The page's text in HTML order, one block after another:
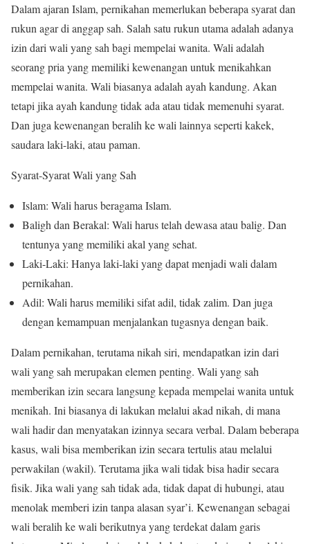
Dalam ajaran Islam, pernikahan memerlukan beberapa syarat dan
rukun agar di anggap sah. Salah satu rukun utama adalah adanya
izin dari wali yang sah bagi mempelai wanita. Wali adalah
seorang pria yang memiliki kewenangan untuk menikahkan
mempelai wanita. Wali biasanya adalah ayah kandung. Akan
tetapi jika ayah kandung tidak ada atau tidak memenuhi syarat.
Dan juga kewenangan beralih ke wali lainnya seperti kakek,
saudara laki-laki, atau paman.
Syarat-Syarat Wali yang Sah
Islam: Wali harus beragama Islam.
Baligh dan Berakal: Wali harus telah dewasa atau balig. Dan
tentunya yang memiliki akal yang sehat.
Laki-Laki: Hanya laki-laki yang dapat menjadi wali dalam
pernikahan.
Adil: Wali harus memiliki sifat adil, tidak zalim. Dan juga
dengan kemampuan menjalankan tugasnya dengan baik.
Dalam pernikahan, terutama nikah siri, mendapatkan izin dari
wali yang sah merupakan elemen penting. Wali yang sah
memberikan izin secara langsung kepada mempelai wanita untuk
menikah. Ini biasanya di lakukan melalui akad nikah, di mana
wali hadir dan menyatakan izinnya secara verbal. Dalam beberapa
kasus, wali bisa memberikan izin secara tertulis atau melalui
perwakilan (wakil). Terutama jika wali tidak bisa hadir secara
fisik. Jika wali yang sah tidak ada, tidak dapat di hubungi, atau
menolak memberi izin tanpa alasan syar’i. Kewenangan sebagai
wali beralih ke wali berikutnya yang terdekat dalam garis